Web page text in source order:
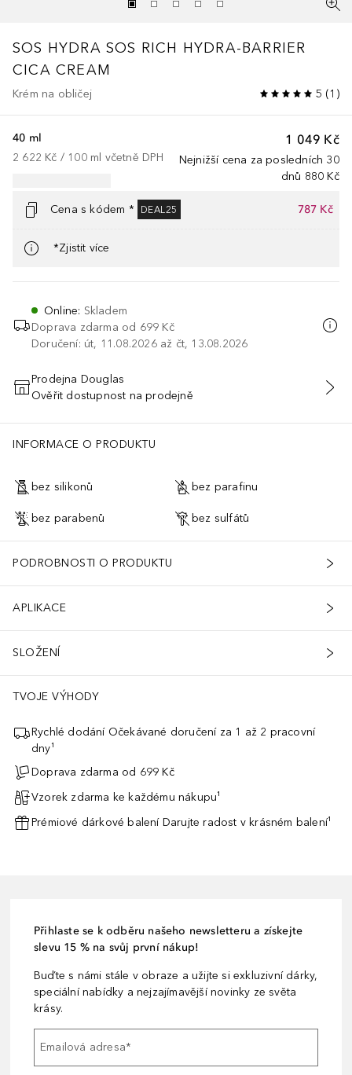
SOS HYDRA SOS RICH HYDRA-BARRIER
CICA CREAM
Krém na obličej 5 (1 )
1 049 Kč
Nejnižší cena za posledních 30
dnů 880 Kč
40 ml
2 622 Kč / 100 ml včetně DPH
Cena s kódem * DEAL25 787 Kč
*Zjistit více
Online: Skladem
Doprava zdarma od 699 Kč
Doručení: út, 11.08.2026 až čt, 13.08.2026
PŘIDAT DO KOŠÍKU
Prodejna Douglas
Ověřit dostupnost na prodejně
INFORMACE O PRODUKTU
bez silikonů bez parafinu
bez parabenů bez sulfátů
PODROBNOSTI O PRODUKTU
APLIKACE
SLOŽENÍ
TVOJE VÝHODY
Rychlé dodání Očekávané doručení za 1 až 2 pracovní
dny¹
Doprava zdarma od 699 Kč
Vzorek zdarma ke každému nákupu¹
Prémiové dárkové balení Darujte radost v krásném balení¹
Přihlaste se k odběru našeho newsletteru a získejte
slevu 15 % na svůj první nákup!
Buďte s námi stále v obraze a užijte si exkluzivní dárky,
speciální nabídky a nejzajímavější novinky ze světa
krásy.
Emailová adresa*